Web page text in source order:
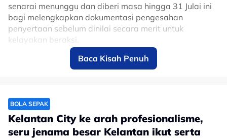
senarai menunggu dan diberi masa hingga 31 Julai ini
bagi melengkapkan dokumentasi pengesahan
penyertaan sebelum dinilai secara merit untuk
kelayakan beraksi.
Terdahulu, AFL selaku badan pengelola Liga A1
mengumumkan sebanyak 12 pasukan sudahpun
hingga 15 Mei 2027.
Baca Kisah Penuh
BOLA SEPAK
Kelantan City ke arah profesionalisme,
seru jenama besar Kelantan ikut serta